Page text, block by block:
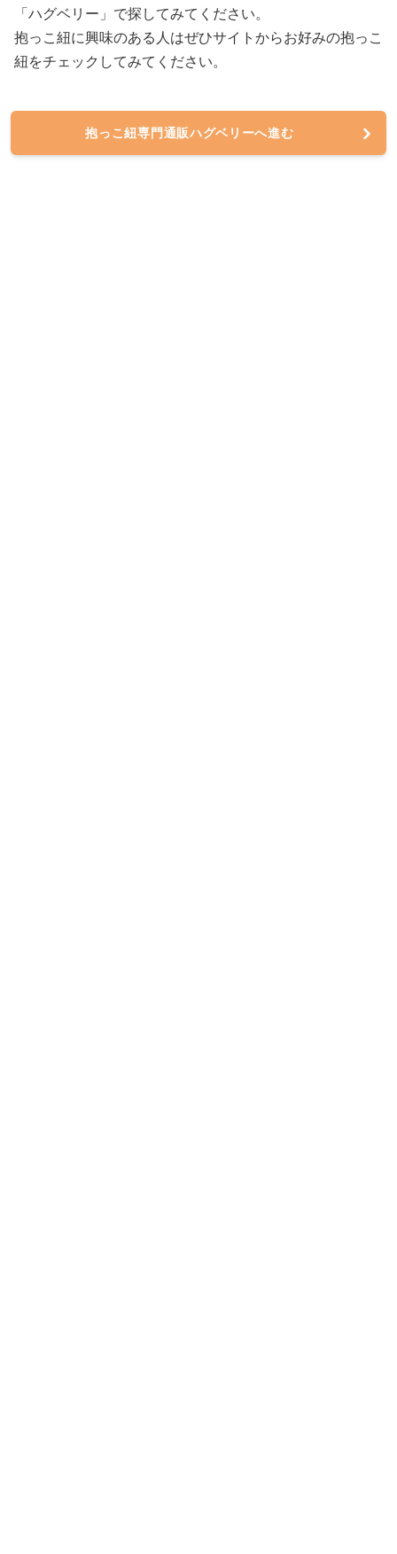
「ハグベリー」で探してみてください。
抱っこ紐に興味のある人はぜひサイトからお好みの抱っこ
紐をチェックしてみてください。
抱っこ紐専門通販ハグベリーへ進む